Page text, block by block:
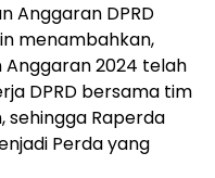
Anggaran DPRD
menambahkan,
Anggaran 2024 telah
DPRD bersama tim
Raperda
Perda yang